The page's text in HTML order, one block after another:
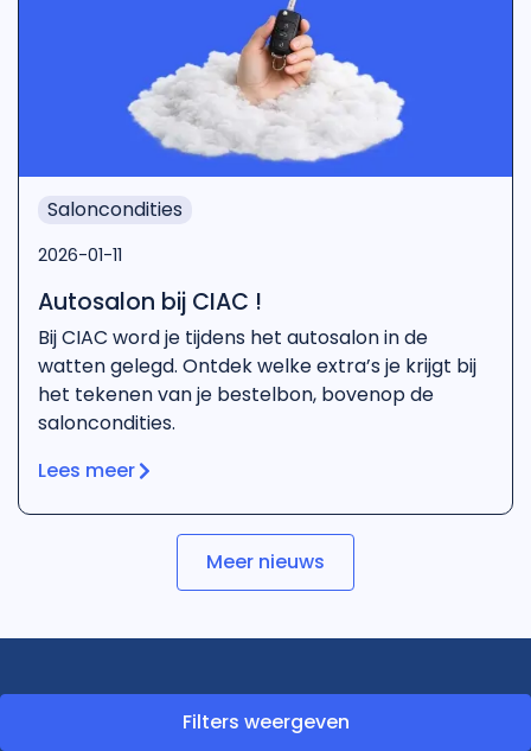
Filters weergeven
Saloncondities
2026-01-11
Autosalon bij CIAC !
Bij CIAC word je tijdens het autosalon in de
watten gelegd. Ontdek welke extra’s je krijgt bij
het tekenen van je bestelbon, bovenop de
saloncondities.
Lees meer
Meer nieuws